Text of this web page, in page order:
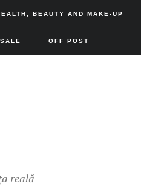
BEAUTY AND MAKE-UP
OFF POST
reală